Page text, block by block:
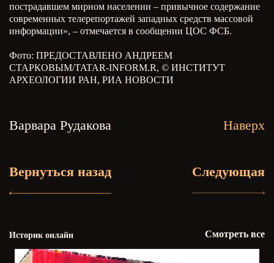
пострадавшем мирном населении – привычное содержание
современных телерепортажей западных средств массовой
информации», – отмечается в сообщении ЦОС ФСБ.
Фото: ПРЕДОСТАВЛЕНО АНДРЕЕМ
СТАРКОВЫМ/TATAR-INFORM.R, © ИНСТИТУТ
АРХЕОЛОГИИ РАН, РИА НОВОСТИ
Варвара Рудакова Наверх
Вернуться назад Следующая
Историк онлайн Смотреть все